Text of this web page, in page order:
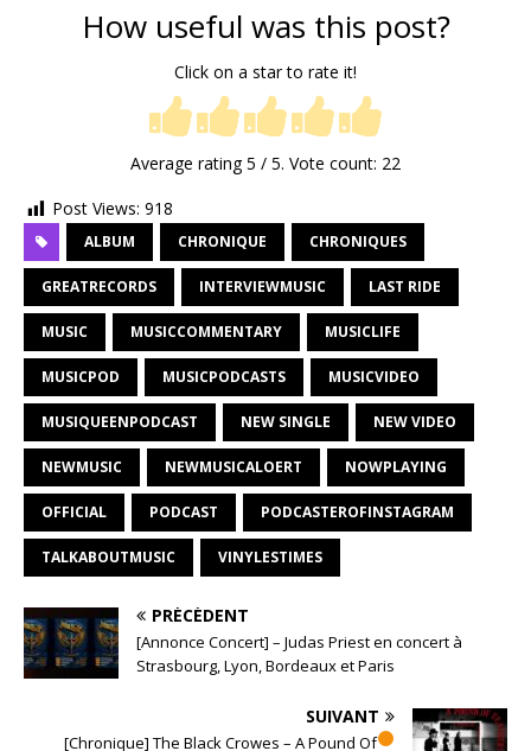
How useful was this post?
Click on a star to rate it!
Average rating5 / 5. Vote count: 22
Post Views: 918
ALBUM CHRONIQUE CHRONIQUES
GREATRECORDS INTERVIEWMUSIC LAST RIDE
MUSIC MUSICCOMMENTARY MUSICLIFE
MUSICPOD MUSICPODCASTS MUSICVIDEO
MUSIQUEENPODCAST NEW SINGLE NEW VIDEO
NEWMUSIC NEWMUSICALOERT NOWPLAYING
OFFICIAL PODCAST PODCASTEROFINSTAGRAM
TALKABOUTMUSIC VINYLESTIMES
PRÉCÉDENT
[Annonce Concert] – Judas Priest en concert à
Strasbourg, Lyon, Bordeaux et Paris
SUIVANT
[Chronique] The Black Crowes – A Pound Of